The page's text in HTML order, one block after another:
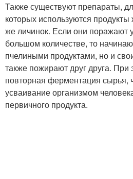
Также существуют препараты,
которых используются продукты
же личинок. Если они поражают
большом количестве, то
пчелиными продуктами, но и
также пожирают друг друга. При
повторная ферментация сырья,
усваивание организмом
первичного продукта.